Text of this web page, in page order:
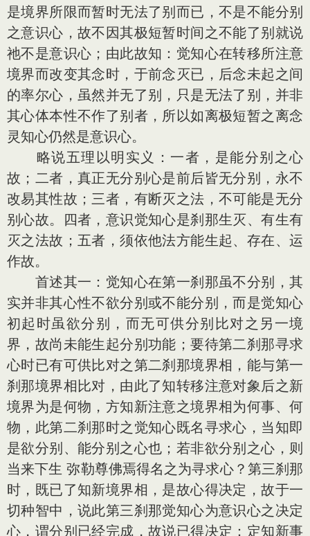
是境界所限而暂时无法了别而已，不是不能分别
之意识心，故不因其极短暂时间之不能了别就说
祂不是意识心；由此故知：觉知心在转移所注意
境界而改变其念时，于前念灭已，后念未起之间
的率尔心，虽然并无了别，只是无法了别，并非
其心体本性不作了别者，所以如离极短暂之离念
灵知心仍然是意识心。
略说五理以明实义：一者，是能分别之心
故；二者，真正无分别心是前后皆无分别，永不
改易其性故；三者，有断灭之法，不可能是无分
别心故。四者，意识觉知心是刹那生灭、有生有
灭之法故；五者，须依他法方能生起、存在、运
作故。
首述其一：觉知心在第一刹那虽不分别，其
实并非其心性不欲分别或不能分别，而是觉知心
初起时虽欲分别，而无可供分别比对之另一境
界，故尚未能生起分别功能；要待第二刹那寻求
心时已有可供比对之第二刹那境界相，能与第一
刹那境界相比对，由此了知转移注意对象后之新
境界为是何物，方知新注意之境界相为何事、何
物，此第二刹那时之觉知心既名寻求心，当知即
是欲分别、能分别之心也；若非欲分别之心，则
当来下生 弥勒尊佛焉得名之为寻求心？第三刹那
时，既已了知新境界相，是故心得决定，故于一
切种智中，说此第三刹那觉知心为意识心之决定
心，谓分别已经完成，故说已得决定：定知新事